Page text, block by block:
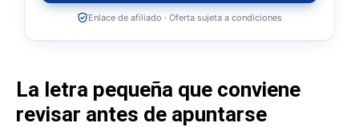
Enlace de afiliado · Oferta sujeta a condiciones
La letra pequeña que conviene
revisar antes de apuntarse